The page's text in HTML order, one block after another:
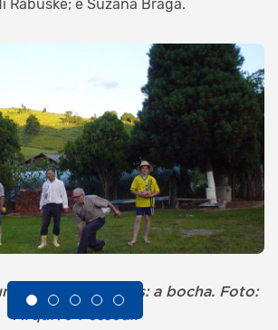
Rabuske; e Suzana Braga.
de suas paixões: a bocha. Foto: